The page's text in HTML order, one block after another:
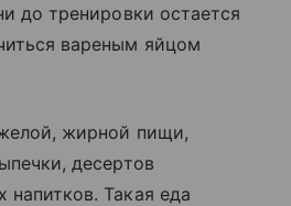
до тренировки остается
вареным яйцом
жирной пищи,
десертов
Такая еда